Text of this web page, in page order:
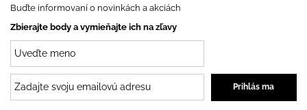
Buďte informovaní o novinkách a akciách
Zbierajte body a vymieňajte ich na zľavy